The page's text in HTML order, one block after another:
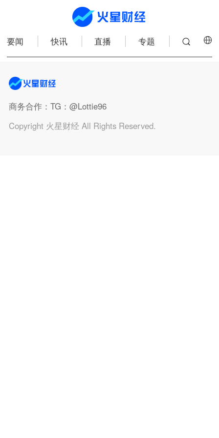
要闻 快讯 直播 专题
商务合作：TG：@Lottie96
Copyright 火星财经 All Rights Reserved.